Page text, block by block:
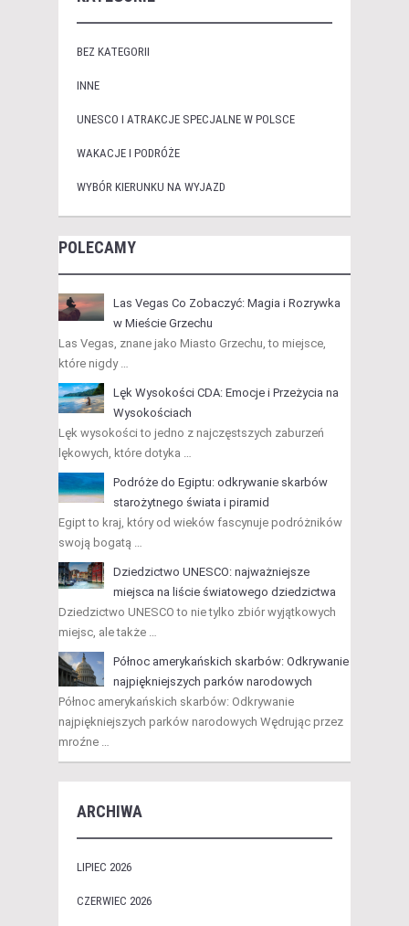
BEZ KATEGORII
INNE
UNESCO I ATRAKCJE SPECJALNE W POLSCE
WAKACJE I PODRÓŻE
WYBÓR KIERUNKU NA WYJAZD
POLECAMY
Las Vegas Co Zobaczyć: Magia i Rozrywka
w Mieście Grzechu
Las Vegas, znane jako Miasto Grzechu, to miejsce,
które nigdy …
Lęk Wysokości CDA: Emocje i Przeżycia na
Wysokościach
Lęk wysokości to jedno z najczęstszych zaburzeń
lękowych, które dotyka …
Podróże do Egiptu: odkrywanie skarbów
starożytnego świata i piramid
Egipt to kraj, który od wieków fascynuje podróżników
swoją bogatą …
Dziedzictwo UNESCO: najważniejsze
miejsca na liście światowego dziedzictwa
Dziedzictwo UNESCO to nie tylko zbiór wyjątkowych
miejsc, ale także …
Północ amerykańskich skarbów: Odkrywanie
najpiękniejszych parków narodowych
Północ amerykańskich skarbów: Odkrywanie
najpiękniejszych parków narodowych Wędrując przez
mroźne …
ARCHIWA
LIPIEC 2026
CZERWIEC 2026